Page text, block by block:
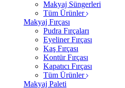
Makyaj Süngerleri
Tüm Ürünler
Makyaj Fırçası
Pudra Fırçaları
Eyeliner Fırçası
Kaş Fırçası
Kontür Fırçası
Kapatıcı Fırçası
Tüm Ürünler
Makyaj Paleti